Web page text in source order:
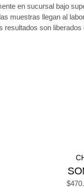
en sucursal bajo
muestras llegan al
son
$